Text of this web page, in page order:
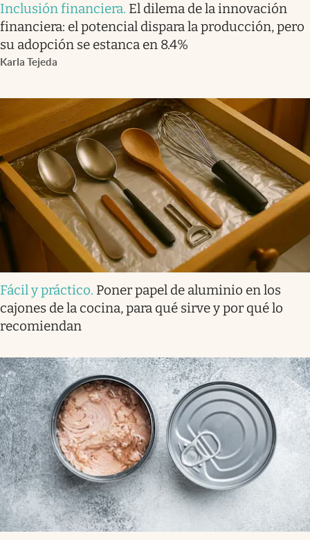
Inclusión financiera. El dilema de la innovación
financiera: el potencial dispara la producción, pero
su adopción se estanca en 8.4%
Karla Tejeda
Fácil y práctico. Poner papel de aluminio en los
cajones de la cocina, para qué sirve y por qué lo
recomiendan